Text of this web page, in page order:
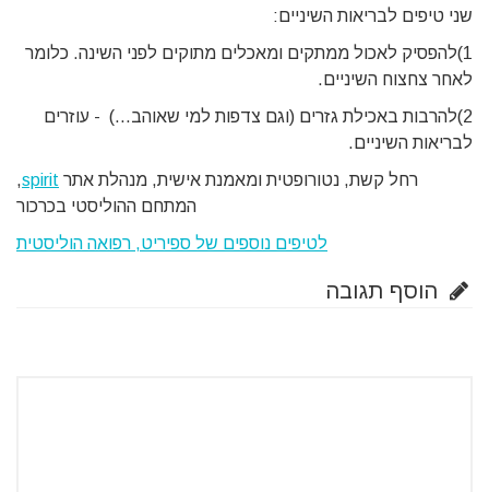
שני טיפים לבריאות השיניים:
1)להפסיק לאכול ממתקים ומאכלים מתוקים לפני השינה. כלומר
לאחר צחצוח השיניים.
2)להרבות באכילת גזרים (וגם צדפות למי שאוהב...) - עוזרים
לבריאות השיניים.
רחל קשת, נטורופטית ומאמנת אישית, מנהלת אתר spirit
,
המתחם ההוליסטי בכרכור
לטיפים נוספים של ספיריט, רפואה הוליסטית
הוסף תגובה